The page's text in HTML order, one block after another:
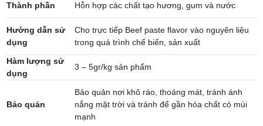
Thành phần Hỗn hợp các chất tạo hương, gum và nước
Hướng dẫn sử
dụng
Cho trực tiếp Beef paste flavor vào nguyên liệu
trong quá trình chế biến, sản xuất
Hàm lượng sử
dụng
3 – 5gr/kg sản phẩm
Bảo quản
Bảo quản nơi khô ráo, thoáng mát, tránh ánh
nắng mặt trời và tránh để gần hóa chất có mùi
mạnh